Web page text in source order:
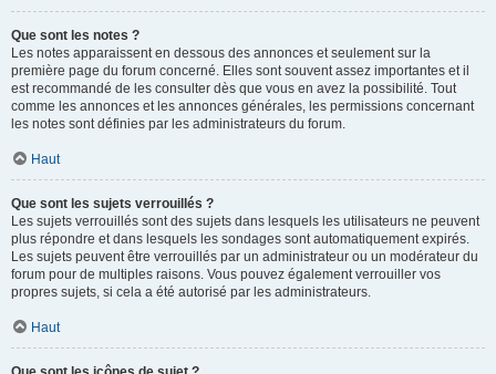
Que sont les notes ?
Les notes apparaissent en dessous des annonces et seulement sur la
première page du forum concerné. Elles sont souvent assez importantes et il
est recommandé de les consulter dès que vous en avez la possibilité. Tout
comme les annonces et les annonces générales, les permissions concernant
les notes sont définies par les administrateurs du forum.
Haut
Que sont les sujets verrouillés ?
Les sujets verrouillés sont des sujets dans lesquels les utilisateurs ne peuvent
plus répondre et dans lesquels les sondages sont automatiquement expirés.
Les sujets peuvent être verrouillés par un administrateur ou un modérateur du
forum pour de multiples raisons. Vous pouvez également verrouiller vos
propres sujets, si cela a été autorisé par les administrateurs.
Haut